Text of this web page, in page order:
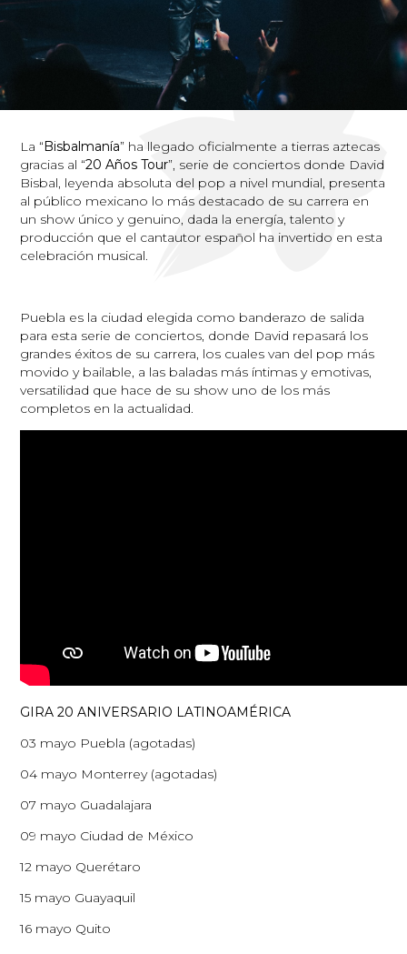
La “Bisbalmanía” ha llegado oficialmente a tierras aztecas
gracias al “20 Años Tour”, serie de conciertos donde David
Bisbal, leyenda absoluta del pop a nivel mundial, presenta
al público mexicano lo más destacado de su carrera en
un show único y genuino, dada la energía, talento y
producción que el cantautor español ha invertido en esta
celebración musical.
Puebla es la ciudad elegida como banderazo de salida
para esta serie de conciertos, donde David repasará los
grandes éxitos de su carrera, los cuales van del pop más
movido y bailable, a las baladas más íntimas y emotivas,
versatilidad que hace de su show uno de los más
completos en la actualidad.
GIRA 20 ANIVERSARIO LATINOAMÉRICA
03 mayo Puebla (agotadas)
04 mayo Monterrey (agotadas)
07 mayo Guadalajara
09 mayo Ciudad de México
12 mayo Querétaro
15 mayo Guayaquil
16 mayo Quito